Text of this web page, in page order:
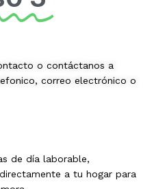
o contáctanos a
correo electrónico o
de día laborable,
a tu hogar para